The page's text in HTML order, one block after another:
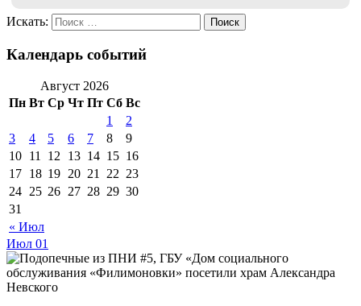
Искать:
Календарь событий
Август 2026
Пн Вт Ср Чт Пт Сб Вс
« Июл
1
2
3
4 5 6 7 8
9
10 11 12 13 14 15 16
17 18 19 20 21 22 23
24 25 26 27 28 29 30
31
Июл 01